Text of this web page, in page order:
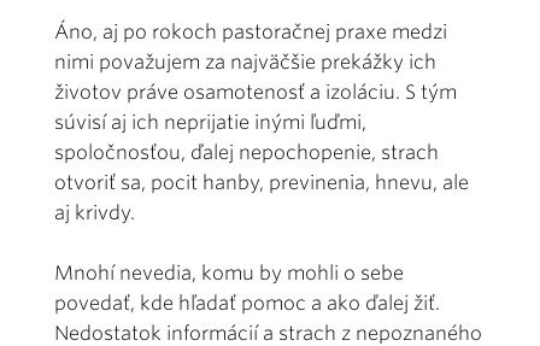
Áno, aj po rokoch pastoračnej praxe medzi
nimi považujem za najväčšie prekážky ich
životov práve osamotenosť a izoláciu. S tým
súvisí aj ich neprijatie inými ľuďmi,
spoločnosťou, ďalej nepochopenie, strach
otvoriť sa, pocit hanby, previnenia, hnevu, ale
aj krivdy.
Mnohí nevedia, komu by mohli o sebe
povedať, kde hľadať pomoc a ako ďalej žiť.
Nedostatok informácií a strach z nepoznaného